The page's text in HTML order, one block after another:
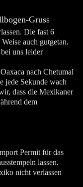
Gruss
Die fast 6
auch gutgetan.
uns leider
nach Chetumal
jede Sekunde wach
dass die Mexikaner
dem
Permit für das
lassen.
nicht verlassen